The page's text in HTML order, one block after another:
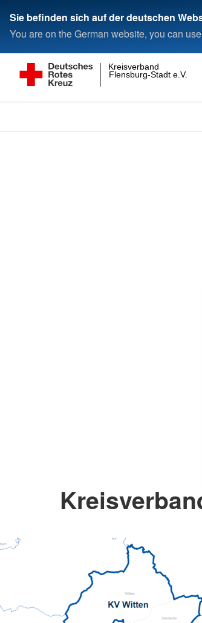
Sie befinden sich auf der deutschen
You are on the German website, you can
Flensburg-Stadt e.V.
Kreisverband